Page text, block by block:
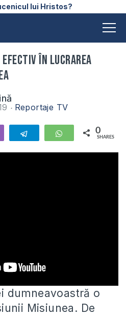
lui Hristos?
efectiv în lucrarea
Reportaje TV
Telegram WhatsApp
0
SHARES
dumneavoastră o
Misiunea. De